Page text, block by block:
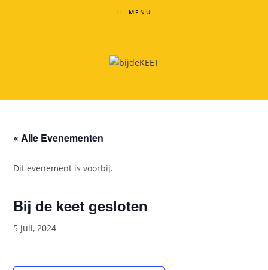
MENU
« Alle Evenementen
Dit evenement is voorbij.
Bij de keet gesloten
5 juli, 2024